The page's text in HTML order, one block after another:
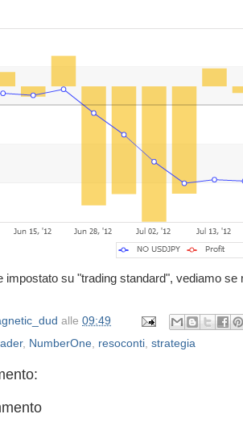
impostato su "trading standard", vediamo se
alle 09:49
, NumberOne resoconti strategia